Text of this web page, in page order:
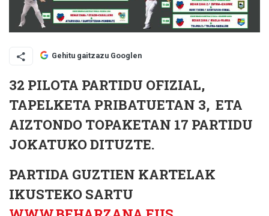
Gehitu gaitzazu Googlen
32 PILOTA PARTIDU OFIZIAL,
TAPELKETA PRIBATUETAN 3, ETA
AIZTONDO TOPAKETAN 17 PARTIDU
JOKATUKO DITUZTE.
PARTIDA GUZTIEN KARTELAK
IKUSTEKO SARTU